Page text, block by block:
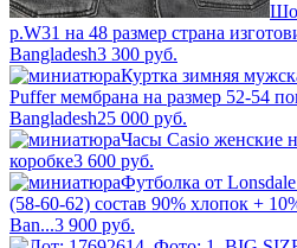
р.W31 на 48 размер страна
Bangladesh3 300 руб.
Куртка зимняя
Puffer мембрана на размер 52-54
Bangladesh25 000 руб.
Часы Casio женские
коробке3 600 руб.
Футболка от
(58-60-62) состав 90% хлопок +
Ban...3 900 руб.